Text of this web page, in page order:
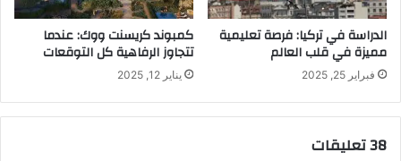
الدراسة في تركيا: فرصة تعليمية
مميزة في قلب العالم
فبراير 25, 2025
كمبوند كريسنت ووك: عندما
تتجاوز الرفاهية كل التوقعات
يناير 12, 2025
‫38 تعليقات